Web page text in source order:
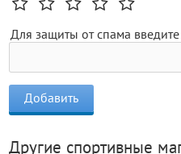
Для защиты от спама
Другие спортивные